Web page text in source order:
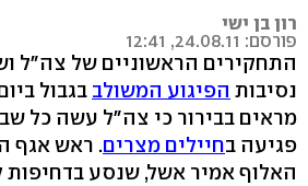
רון בן ישי
פורסם: 24.08.11, 12:41
התחקירים הראשוניים של צה"ל
נסיבות הפיגוע המשולב בגבול
מראים בבירור כי צה"ל עשה כל
פגיעה בחיילים מצרים. ראש אגף
האלוף אמיר אשל, שנסע